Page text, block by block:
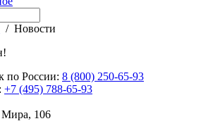
/ Новости
по России: 8 (800) 250-65-93
+7 (495) 788-65-93
106